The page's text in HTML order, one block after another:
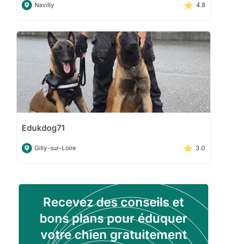
Navilly 4.8
Edukdog71
Gilly-sur-Loire 3.0
Recevez des conseils et
bons plans pour éduquer
votre chien gratuitement